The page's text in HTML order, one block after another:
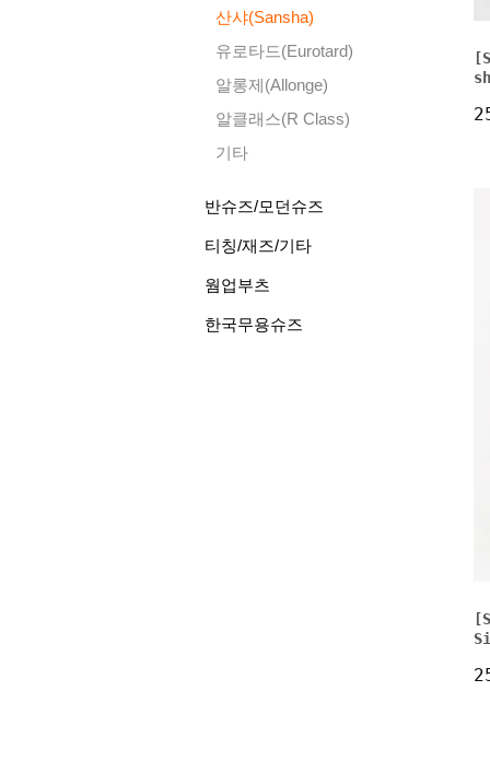
산샤(Sansha)
유로타드(Eurotard)
알롱제(Allonge)
알클래스(R Class)
기타
반슈즈/모던슈즈
티칭/재즈/기타
웜업부츠
한국무용슈즈